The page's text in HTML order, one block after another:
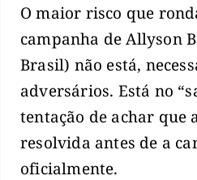
O maior risco que
campanha de Allyson
Brasil) não está,
adversários. Está no
tentação de achar que
resolvida antes de a
oficialmente.